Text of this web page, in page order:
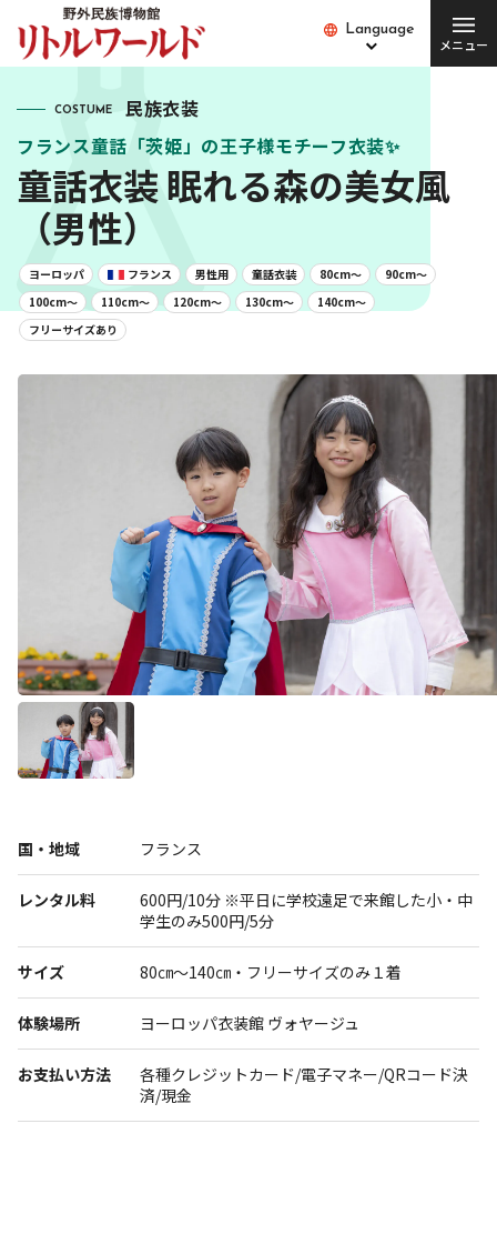
Language
メニュー
Language
開館時間･営業日 チケット･料金
アクセス
便利な設備・
愛犬とご入場の方
園内バス
団体の方
展示
グルメ おみやげ
リトルワールドとは
館内マップ
イベント･お知らせ
お問い合わせ
報道関係者･撮影希望者の方へ
COSTUME
民族衣装
フランス童話「茨姫」の王子様モチーフ衣装✨
童話衣装 眠れる森の美女風
（男性）
ヨーロッパ フランス 男性用 童話衣装 80cm〜
90cm〜
100cm〜
110cm〜 120cm〜 130cm〜
140cm〜
フリーサイズあり
国・地域 フランス
レンタル料
600円/10分 ※平日に学校遠足で来館した小・中
学生のみ500円/5分
サイズ 80㎝～140㎝・フリーサイズのみ１着
体験場所 ヨーロッパ衣装館 ヴォヤージュ
お支払い方法
各種クレジットカード/電子マネー/QRコード決
済/現金